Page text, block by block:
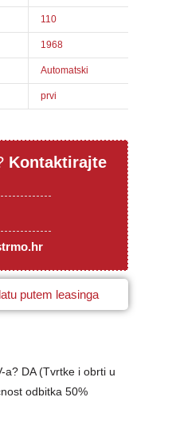
110
1968
Automatski
prvi
Kontaktirajte
putem leasinga
a? DA (Tvrtke i obrti u
odbitka 50%